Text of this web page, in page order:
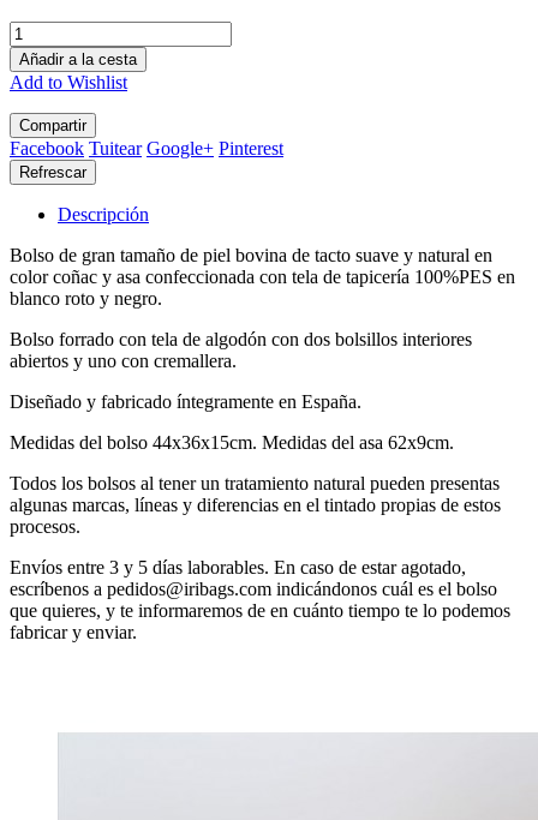
Añadir a la cesta
Add to Wishlist
Compartir
Facebook Tuitear Google+ Pinterest
Descripción
Bolso de gran tamaño de piel bovina de tacto suave y natural en
color coñac y asa confeccionada con tela de tapicería 100%PES en
blanco roto y negro.
Bolso forrado con tela de algodón con dos bolsillos interiores
abiertos y uno con cremallera.
Diseñado y fabricado íntegramente en España.
Medidas del bolso 44x36x15cm. Medidas del asa 62x9cm.
Todos los bolsos al tener un tratamiento natural pueden presentas
algunas marcas, líneas y diferencias en el tintado propias de estos
procesos.
Envíos entre 3 y 5 días laborables. En caso de estar agotado,
escríbenos a pedidos@iribags.com indicándonos cuál es el bolso
que quieres, y te informaremos de en cuánto tiempo te lo podemos
fabricar y enviar.